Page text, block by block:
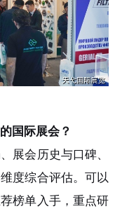
国际展会？
会历史与口碑、
度综合评估。可以
榜单入手，重点研